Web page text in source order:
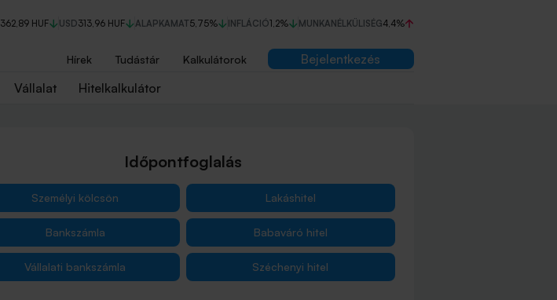
362,89 HUF USD313,96 HUF ALAPKAMAT5,75% INFLÁCIÓ1,2% MUNKANÉLKÜLISÉG4,4%
Hírek Tudástár Kalkulátorok
Bejelentkezés
Vállalat Hitelkalkulátor
Időpontfoglalás
Személyi kölcsön Lakáshitel
Bankszámla Babaváró hitel
Vállalati bankszámla Széchenyi hitel